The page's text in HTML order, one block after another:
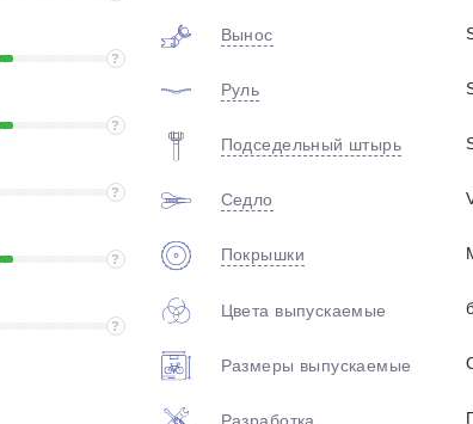
?
?
?
?
?
Вынос
Руль
Подседельный штырь
Седло
Покрышки
Цвета выпускаемые
Размеры выпускаемые
Разработка